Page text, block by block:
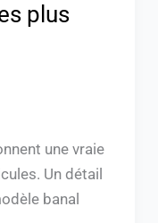
plus
une vraie
Un détail
banal